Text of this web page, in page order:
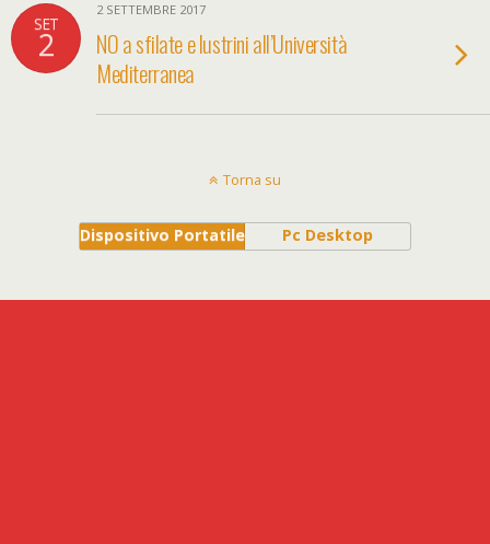
SET
2
2 SETTEMBRE 2017
NO a sfilate e lustrini all’Università
Mediterranea
Torna su
Dispositivo Portatile Pc Desktop